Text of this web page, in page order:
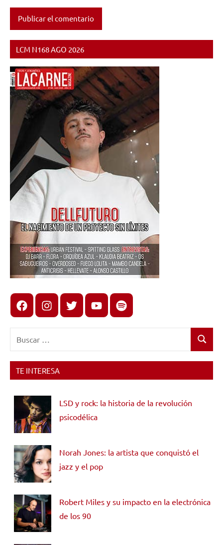
LCM N168 AGO 2026
FacebookInstagram
X youtubespotify
Buscar
TE INTERESA
LSD y rock: la historia de la revolución
psicodélica
Norah Jones: la artista que conquistó el
jazz y el pop
Robert Miles y su impacto en la electrónica
de los 90